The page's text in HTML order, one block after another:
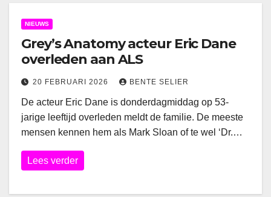
NIEUWS
Grey’s Anatomy acteur Eric Dane
overleden aan ALS
20 FEBRUARI 2026 BENTE SELIER
De acteur Eric Dane is donderdagmiddag op 53-
jarige leeftijd overleden meldt de familie. De meeste
mensen kennen hem als Mark Sloan of te wel ‘Dr.…
Lees verder